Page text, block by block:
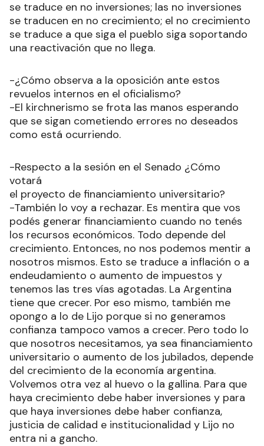
se traduce en no inversiones; las no inversiones
se traducen en no crecimiento; el no crecimiento
se traduce a que siga el pueblo siga soportando
una reactivación que no llega.
-¿Cómo observa a la oposición ante estos
revuelos internos en el oficialismo?
-El kirchnerismo se frota las manos esperando
que se sigan cometiendo errores no deseados
como está ocurriendo.
-Respecto a la sesión en el Senado ¿Cómo
votará
el proyecto de financiamiento universitario?
-También lo voy a rechazar. Es mentira que vos
podés generar financiamiento cuando no tenés
los recursos económicos. Todo depende del
crecimiento. Entonces, no nos podemos mentir a
nosotros mismos. Esto se traduce a inflación o a
endeudamiento o aumento de impuestos y
tenemos las tres vías agotadas. La Argentina
tiene que crecer. Por eso mismo, también me
opongo a lo de Lijo porque si no generamos
confianza tampoco vamos a crecer. Pero todo lo
que nosotros necesitamos, ya sea financiamiento
universitario o aumento de los jubilados, depende
del crecimiento de la economía argentina.
Volvemos otra vez al huevo o la gallina. Para que
haya crecimiento debe haber inversiones y para
que haya inversiones debe haber confianza,
justicia de calidad e institucionalidad y Lijo no
entra ni a gancho.